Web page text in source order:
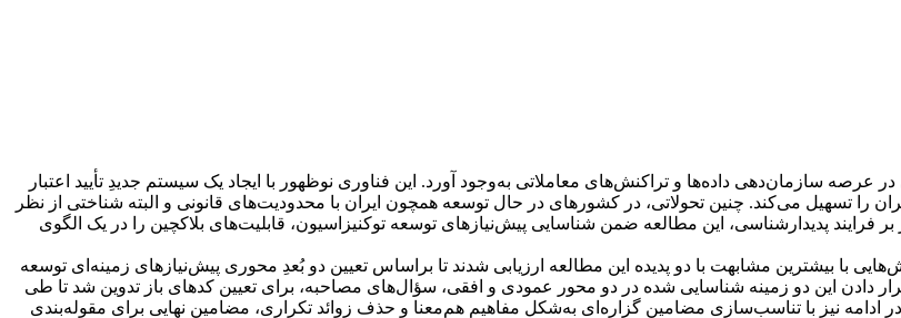
سازمان‌دهی داده‌ها و تراکنش‌های معاملاتی به‌وجود آورد. این فناوری نوظهور با ایجاد یک سیستم جدیدِ تأیید اعتبار
را تسهیل می‌کند. چنین تحولاتی، در کشورهای در حال توسعه همچون ایران با محدودیت‌های قانونی و البته شناختی از نظر
فرایند پدیدارشناسی، این مطالعه ضمن شناسایی پیش‌نیازهای توسعه توکنیزاسیون، قابلیت‌های بلاکچین را در یک الگوی
با بیشترین مشابهت با دو پدیده این مطالعه ارزیابی شدند تا براساس تعیین دو بُعدِ محوری پیش‌نیازهای زمینه‌ای توسعه
دادن این دو زمینه شناسایی شده در دو محور عمودی و افقی، سؤال‌های مصاحبه، برای تعیین کدهای باز تدوین شد تا طی
نیز با تناسب‌سازی مضامین گزاره‌ای به‌شکل مفاهیم هم‌معنا و حذف زوائد تکراری، مضامین نهایی برای مقوله‌بندی